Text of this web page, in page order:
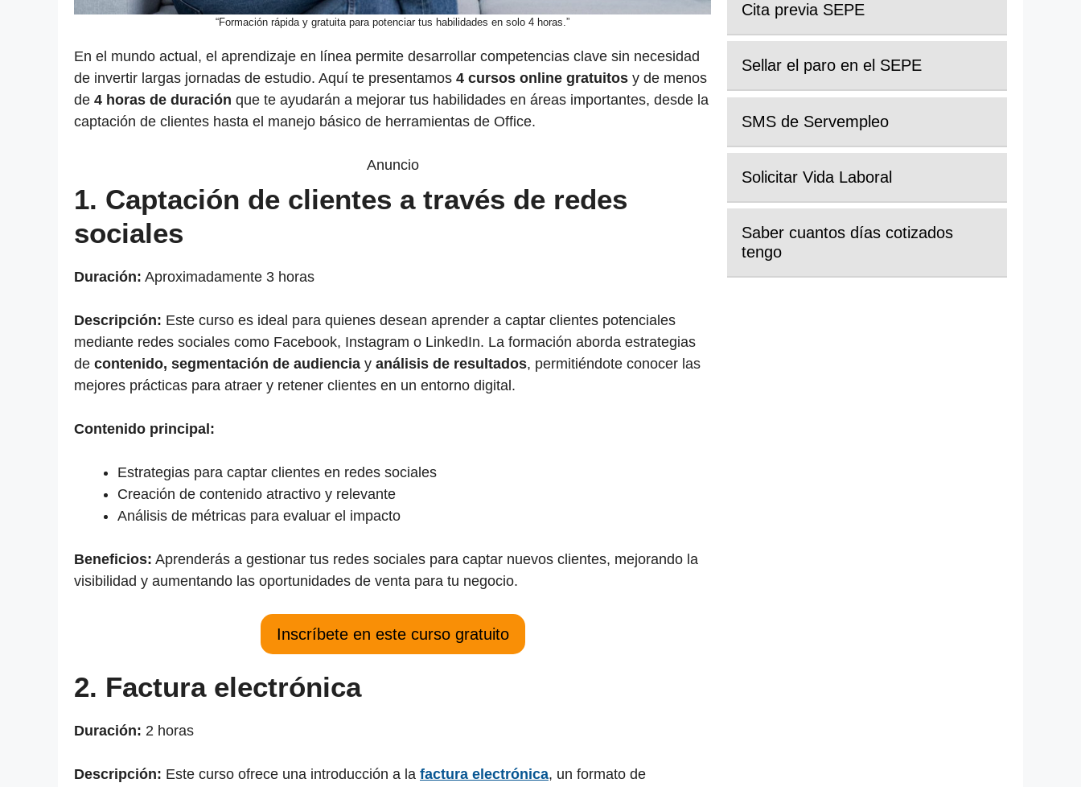
“Formación rápida y gratuita para potenciar tus habilidades en solo 4 horas.”
En el mundo actual, el aprendizaje en línea permite desarrollar competencias clave sin necesidad
de invertir largas jornadas de estudio. Aquí te presentamos 4 cursos online gratuitos y de menos
de 4 horas de duración que te ayudarán a mejorar tus habilidades en áreas importantes, desde la
captación de clientes hasta el manejo básico de herramientas de Office.
Anuncio
1. Captación de clientes a través de redes
sociales
Duración: Aproximadamente 3 horas
Descripción: Este curso es ideal para quienes desean aprender a captar clientes potenciales
mediante redes sociales como Facebook, Instagram o LinkedIn. La formación aborda estrategias
de contenido, segmentación de audiencia y análisis de resultados, permitiéndote conocer las
mejores prácticas para atraer y retener clientes en un entorno digital.
Contenido principal:
Estrategias para captar clientes en redes sociales
Creación de contenido atractivo y relevante
Análisis de métricas para evaluar el impacto
Beneficios: Aprenderás a gestionar tus redes sociales para captar nuevos clientes, mejorando la
visibilidad y aumentando las oportunidades de venta para tu negocio.
Inscríbete en este curso gratuito
2. Factura electrónica
Duración: 2 horas
Descripción: Este curso ofrece una introducción a la factura electrónica, un formato de
Cita previa SEPE
Sellar el paro en el SEPE
SMS de Servempleo
Solicitar Vida Laboral
Saber cuantos días cotizados
tengo